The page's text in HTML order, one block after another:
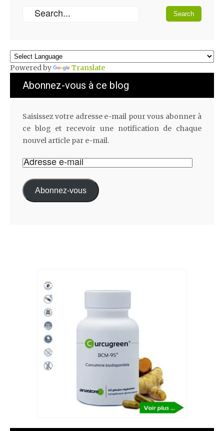
Powered by Translate
Abonnez-vous à ce blog
Saisissez votre adresse e-mail pour vous abonner à
ce blog et recevoir une notification de chaque
nouvel article par e-mail.
Abonnez-vous